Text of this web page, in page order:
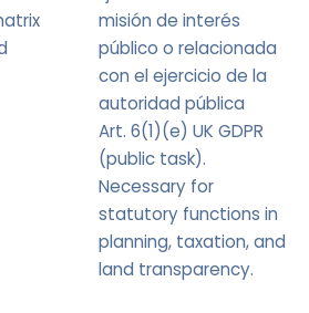
misión de interés
público o relacionada
con el ejercicio de la
autoridad pública
Art. 6(1)(e) UK GDPR
(public task).
Necessary for
statutory functions in
planning, taxation, and
land transparency.